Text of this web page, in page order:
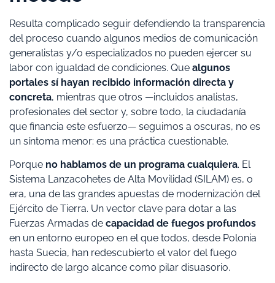
Resulta complicado seguir defendiendo la transparencia
del proceso cuando algunos medios de comunicación
generalistas y/o especializados no pueden ejercer su
labor con igualdad de condiciones. Que algunos
portales sí hayan recibido información directa y
concreta, mientras que otros —incluidos analistas,
profesionales del sector y, sobre todo, la ciudadanía
que financia este esfuerzo— seguimos a oscuras, no es
un síntoma menor: es una práctica cuestionable.
Porque no hablamos de un programa cualquiera. El
Sistema Lanzacohetes de Alta Movilidad (SILAM) es, o
era, una de las grandes apuestas de modernización del
Ejército de Tierra. Un vector clave para dotar a las
Fuerzas Armadas de capacidad de fuegos profundos
en un entorno europeo en el que todos, desde Polonia
hasta Suecia, han redescubierto el valor del fuego
indirecto de largo alcance como pilar disuasorio.